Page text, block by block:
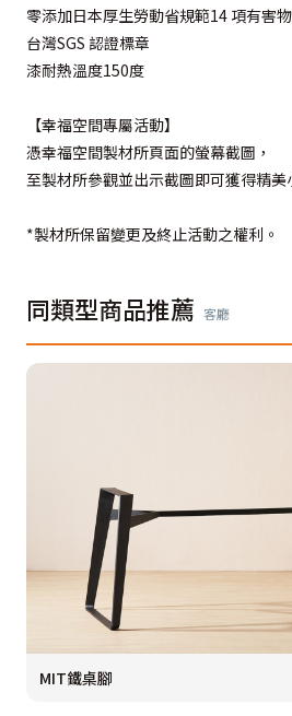
零添加日本厚生勞動省規範14 項有害
台灣SGS 認證標章
漆耐熱溫度150度
【幸福空間專屬活動】
憑幸福空間製材所頁面的螢幕截圖，
至製材所參觀並出示截圖即可獲得精美
*製材所保留變更及終止活動之權利。
同類型商品推薦 客廳
MIT鐵桌腳